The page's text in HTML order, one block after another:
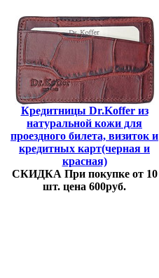
Кредитницы Dr.Koffer из
натуральной кожи для
проездного билета, визиток и
кредитных карт(черная и
красная)
СКИДКА При покупке от 10
шт. цена 600руб.